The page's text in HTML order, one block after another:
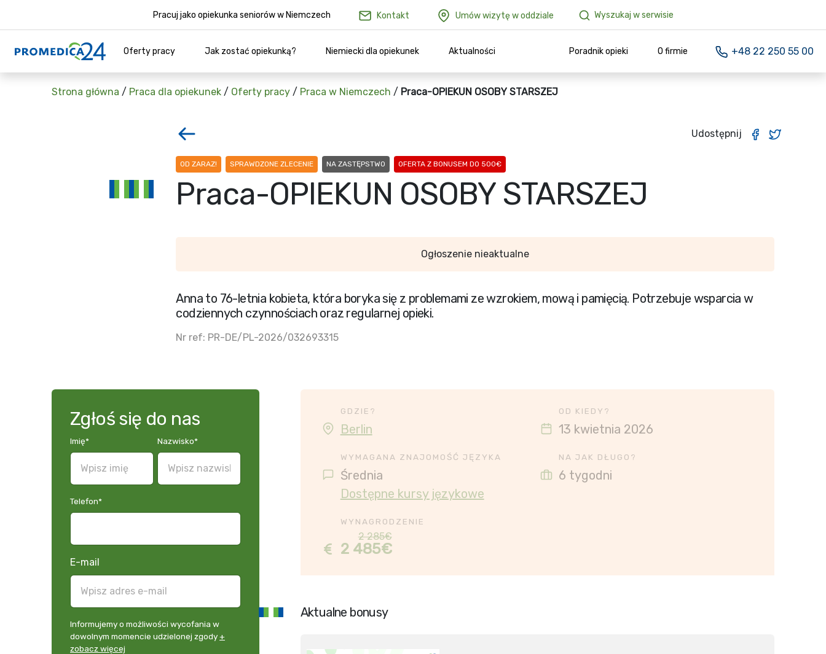
Pracuj jako opiekunka seniorów w Niemczech Kontakt Umów wizytę w oddziale Wyszukaj w serwisie
Oferty pracy Jak zostać opiekunką? Niemiecki dla opiekunek Aktualności Poradnik opieki O firmie +48 22 250 55 00
Strona główna / Praca dla opiekunek / Oferty pracy / Praca w Niemczech / Praca-OPIEKUN OSOBY STARSZEJ
Udostępnij
OD ZARAZ! SPRAWDZONE ZLECENIE NA ZASTĘPSTWO OFERTA Z BONUSEM DO 500€
Praca-OPIEKUN OSOBY STARSZEJ
Ogłoszenie nieaktualne
Anna to 76-letnia kobieta, która boryka się z problemami ze wzrokiem, mową i pamięcią. Potrzebuje wsparcia w
codziennych czynnościach oraz regularnej opieki.
Nr ref: PR-DE/PL-2026/032693315
Zgłoś się do nas
Imię* Nazwisko*
Telefon*
E-mail
Informujemy
o
możliwości
Informujemy o możliwości wycofania w
dowolnym momencie udzielonej zgody+
zobacz więcej
GDZIE?
Berlin
OD KIEDY?
13 kwietnia 2026
WYMAGANA ZNAJOMOŚĆ JĘZYKA
Średnia
Dostępne kursy językowe
NA JAK DŁUGO?
6 tygodni
WYNAGRODZENIE
2 285€
2 485€
Aktualne bonusy